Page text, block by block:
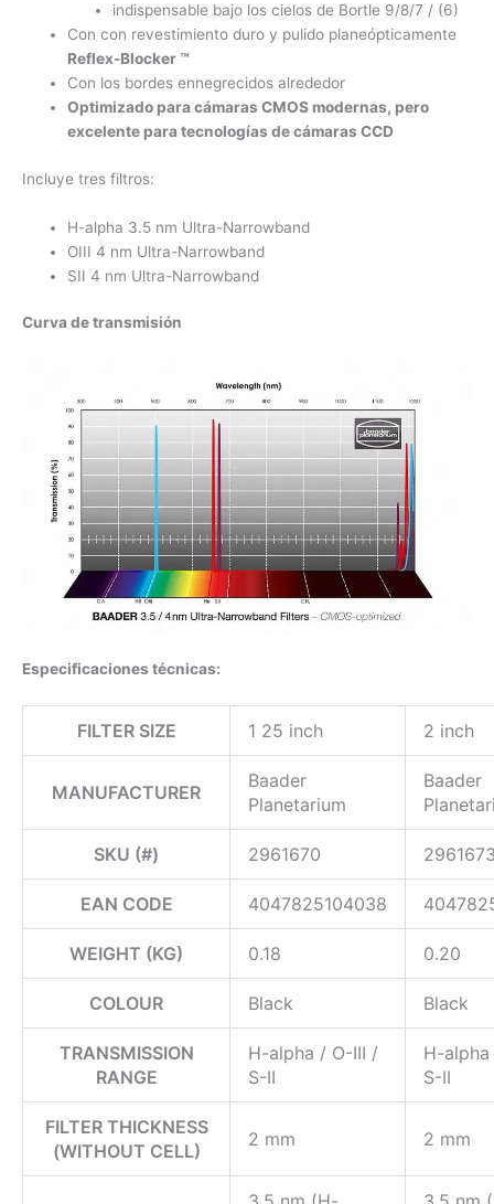
indispensable bajo los cielos de Bortle 9/8/7 / (6)
Con con revestimiento duro y pulido planeópticamente
Reflex-Blocker ™
Con los bordes ennegrecidos alrededor
Optimizado para cámaras CMOS modernas, pero
excelente para tecnologías de cámaras CCD
Incluye tres filtros:
H-alpha 3.5 nm Ultra-Narrowband
OIII 4 nm Ultra-Narrowband
SII 4 nm Ultra-Narrowband
Curva de transmisión
Especificaciones técnicas:
FILTER SIZE 1 25 inch 2 inch
MANUFACTURER
Baader
Planetarium
Baader
SKU (#) 2961670
EAN CODE 4047825104038
WEIGHT (KG) 0.18 0.20
COLOUR Black Black
TRANSMISSION
RANGE
H-alpha / O-III /
S-II
H-
S-II
FILTER THICKNESS
(WITHOUT CELL)
2 mm 2 mm